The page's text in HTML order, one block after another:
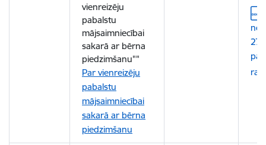
vienreizēju
pabalstu
mājsaimniecībai
sakarā ar bērna
piedzimšanu""
Par vienreizēju
pabalstu
mājsaimniecībai
sakarā ar bērna
piedzimšanu